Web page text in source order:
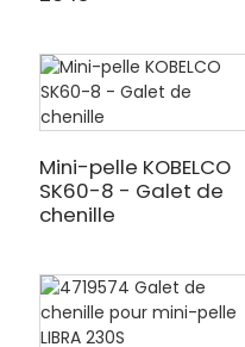
Mini-pelle KOBELCO
SK60-8 - Galet de
chenille